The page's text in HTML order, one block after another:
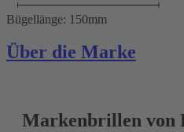
Bügellänge: 150mm
Über die Marke
Markenbrillen von